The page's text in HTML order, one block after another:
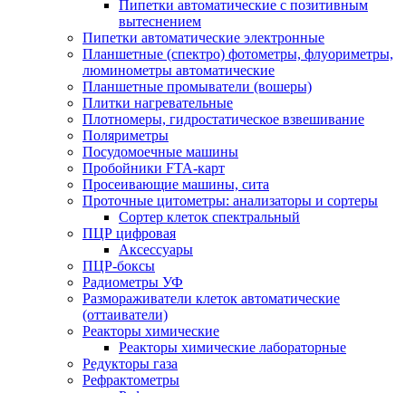
Пипетки автоматические с позитивным
вытеснением
Пипетки автоматические электронные
Планшетные (спектро) фотометры, флуориметры,
люминометры автоматические
Планшетные промыватели (вошеры)
Плитки нагревательные
Плотномеры, гидростатическое взвешивание
Поляриметры
Посудомоечные машины
Пробойники FTA-карт
Просеивающие машины, сита
Проточные цитометры: анализаторы и сортеры
Сортер клеток спектральный
ПЦР цифровая
Аксессуары
ПЦР-боксы
Радиометры УФ
Размораживатели клеток автоматические
(оттаиватели)
Реакторы химические
Реакторы химические лабораторные
Редукторы газа
Рефрактометры